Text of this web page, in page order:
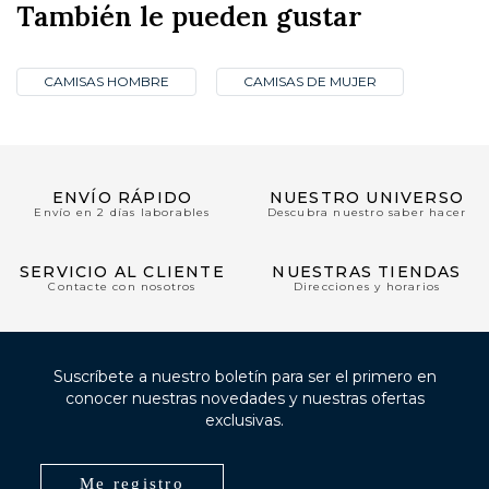
También le pueden gustar
CAMISAS HOMBRE CAMISAS DE MUJER
ENVÍO RÁPIDO
Envío en 2 días laborables
NUESTRO UNIVERSO
Descubra nuestro saber hacer
SERVICIO AL CLIENTE
Contacte con nosotros
NUESTRAS TIENDAS
Direcciones y horarios
Suscríbete a nuestro boletín para ser el primero en
conocer nuestras novedades y nuestras ofertas
exclusivas.
Me registro